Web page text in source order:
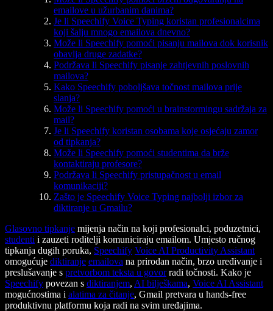
emailove u užurbanim danima?
Je li Speechify Voice Typing koristan profesionalcima
koji šalju mnogo emailova dnevno?
Može li Speechify pomoći pisanju mailova dok korisnik
obavlja druge zadatke?
Podržava li Speechify pisanje zahtjevnih poslovnih
mailova?
Kako Speechify poboljšava točnost mailova prije
slanja?
Može li Speechify pomoći u brainstormingu sadržaja za
mail?
Je li Speechify koristan osobama koje osjećaju zamor
od tipkanja?
Može li Speechify pomoći studentima da brže
kontaktiraju profesore?
Podržava li Speechify pristupačnost u email
komunikaciji?
Zašto je Speechify Voice Typing najbolji izbor za
diktiranje u Gmailu?
Glasovno tipkanje mijenja način na koji profesionalci, poduzetnici,
studenti i zauzeti roditelji komuniciraju emailom. Umjesto ručnog
tipkanja dugih poruka, Speechify Voice AI Productivity Assistant
omogućuje diktiranje emailova na prirodan način, brzo uređivanje i
preslušavanje s pretvorbom teksta u govorradi točnosti. Kako je
Speechify povezan s diktiranjem, AI bilješkama, Voice AI Assistant
mogućnostima i alatima za čitanje, Gmail pretvara u hands-free
produktivnu platformu koja radi na svim uređajima.